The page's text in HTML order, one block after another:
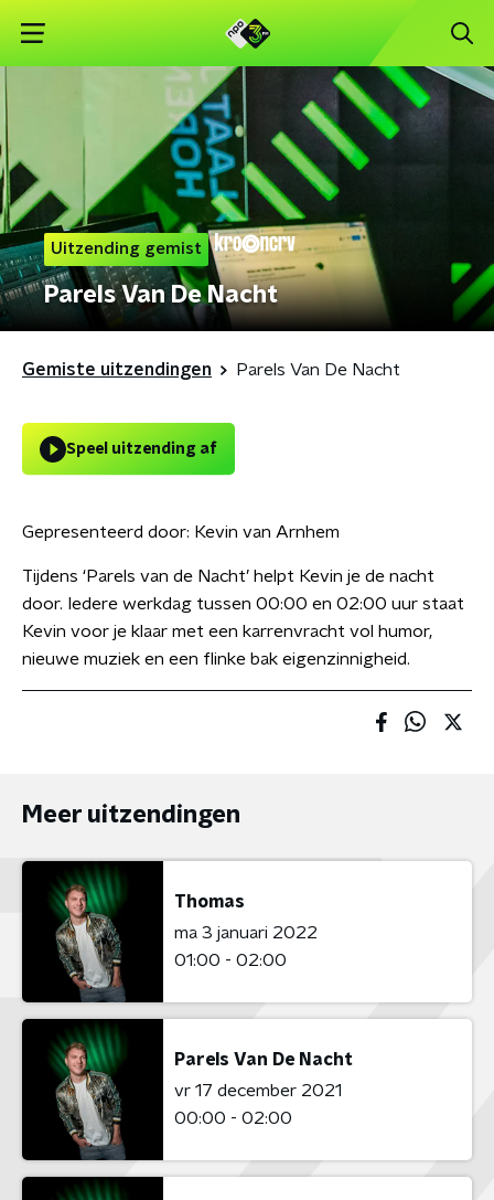
Uitzending gemist
Parels Van De Nacht
Gemiste uitzendingen Parels Van De Nacht
Speel uitzending af
Gepresenteerd door: Kevin van Arnhem
Tijdens ‘Parels van de Nacht’ helpt Kevin je de nacht
door. Iedere werkdag tussen 00:00 en 02:00 uur staat
Kevin voor je klaar met een karrenvracht vol humor,
nieuwe muziek en een flinke bak eigenzinnigheid.
Meer uitzendingen
Thomas
ma 3 januari 2022
01:00 - 02:00
Parels Van De Nacht
vr 17 december 2021
00:00 - 02:00